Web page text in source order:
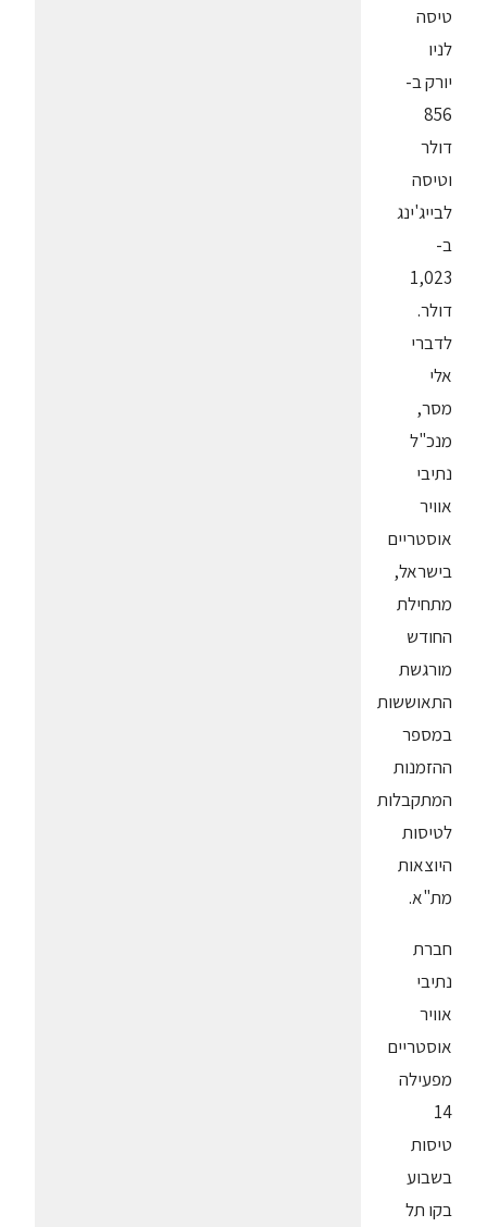
טיסה
לניו
יורק ב-
856
דולר
וטיסה
לבייג'ינג
ב-
1,023
דולר.
לדברי
אלי
מסר,
מנכ"ל
נתיבי
אוויר
אוסטריים
בישראל,
מתחילת
החודש
מורגשת
התאוששות
במספר
ההזמנות
המתקבלות
לטיסות
היוצאות
מת"א.
חברת
נתיבי
אוויר
אוסטריים
מפעילה
14
טיסות
בשבוע
בקו תל